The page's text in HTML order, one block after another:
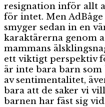
resignation inför allt
för intet. Men
smyger sedan in en
karaktärerna genom
mammans
ett viktigt perspektiv
är inte bara barn
av sentimentalitet,
bara att de saker vi
barnen har fäst sig